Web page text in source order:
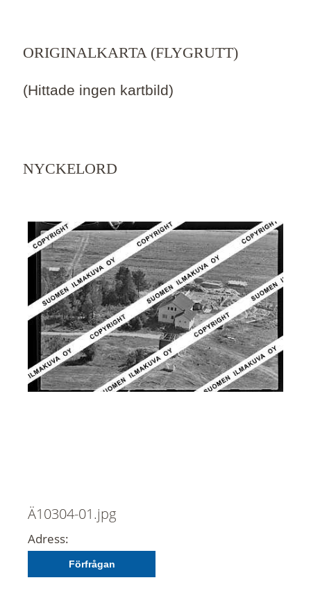
ORIGINALKARTA (FLYGRUTT)
(Hittade ingen kartbild)
NYCKELORD
Ä10304-01.jpg
Adress:
Förfrågan